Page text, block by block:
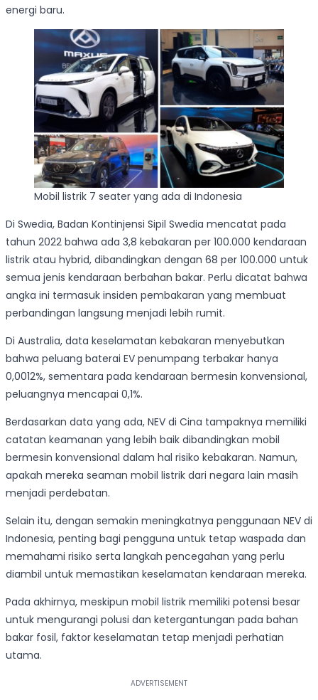
energi baru.
Mobil listrik 7 seater yang ada di Indonesia
Di Swedia, Badan Kontinjensi Sipil Swedia mencatat pada
tahun 2022 bahwa ada 3,8 kebakaran per 100.000 kendaraan
listrik atau hybrid, dibandingkan dengan 68 per 100.000 untuk
semua jenis kendaraan berbahan bakar. Perlu dicatat bahwa
angka ini termasuk insiden pembakaran yang membuat
perbandingan langsung menjadi lebih rumit.
Di Australia, data keselamatan kebakaran menyebutkan
bahwa peluang baterai EV penumpang terbakar hanya
0,0012%, sementara pada kendaraan bermesin konvensional,
peluangnya mencapai 0,1%.
Berdasarkan data yang ada, NEV di Cina tampaknya memiliki
catatan keamanan yang lebih baik dibandingkan mobil
bermesin konvensional dalam hal risiko kebakaran. Namun,
apakah mereka seaman mobil listrik dari negara lain masih
menjadi perdebatan.
Selain itu, dengan semakin meningkatnya penggunaan NEV di
Indonesia, penting bagi pengguna untuk tetap waspada dan
memahami risiko serta langkah pencegahan yang perlu
diambil untuk memastikan keselamatan kendaraan mereka.
Pada akhirnya, meskipun mobil listrik memiliki potensi besar
untuk mengurangi polusi dan ketergantungan pada bahan
bakar fosil, faktor keselamatan tetap menjadi perhatian
utama.